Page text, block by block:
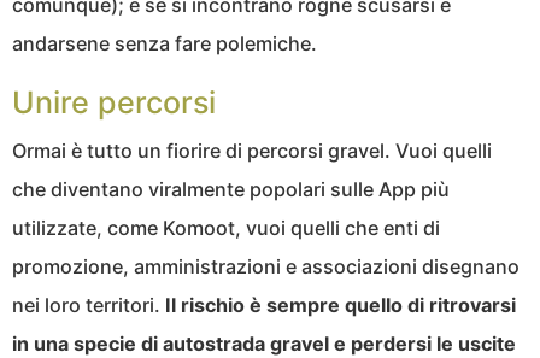
comunque); e se si incontrano rogne scusarsi e
andarsene senza fare polemiche.
Unire percorsi
Ormai è tutto un fiorire di percorsi gravel. Vuoi quelli
che diventano viralmente popolari sulle App più
utilizzate, come Komoot, vuoi quelli che enti di
promozione, amministrazioni e associazioni disegnano
nei loro territori. Il rischio è sempre quello di ritrovarsi
in una specie di autostrada gravel e perdersi le uscite